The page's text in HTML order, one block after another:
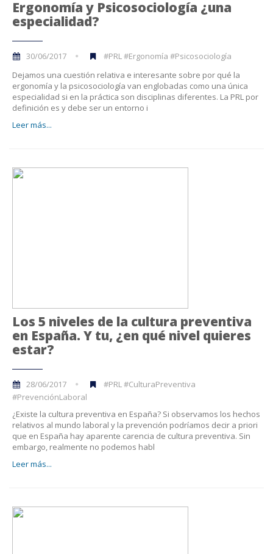
Ergonomía y Psicosociología ¿una
especialidad?
30/06/2017
#PRL #Ergonomía #Psicosociología
Dejamos una cuestión relativa e interesante sobre por qué la
ergonomía y la psicosociología van englobadas como una única
especialidad si en la práctica son disciplinas diferentes. La PRL por
definición es y debe ser un entorno i
Leer más...
Los 5 niveles de la cultura preventiva
en España. Y tu, ¿en qué nivel quieres
estar?
28/06/2017
#PRL #CulturaPreventiva
#PrevenciónLaboral
¿Existe la cultura preventiva en España? Si observamos los hechos
relativos al mundo laboral y la prevención podríamos decir a priori
que en España hay aparente carencia de cultura preventiva. Sin
embargo, realmente no podemos habl
Leer más...